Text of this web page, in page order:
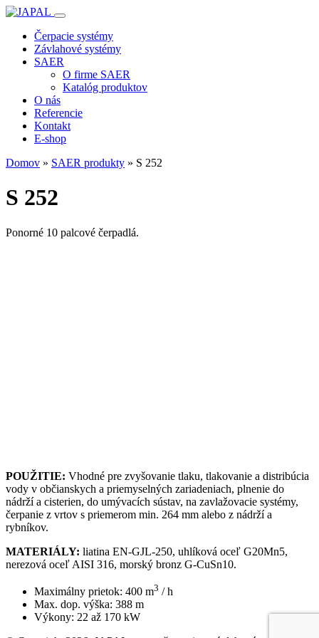
Čerpacie systémy
Závlahové systémy
SAER
O firme SAER
Katalóg produktov
O nás
Referencie
Kontakt
E-shop
Domov » SAER produkty » S 252
S 252
Ponorné 10 palcové čerpadlá.
POUŽITIE: Vhodné pre zvyšovanie tlaku, tlakovanie a distribúcia
vody v občianskych a priemyselných zariadeniach, plnenie do
nádrží a cisterien, do umývacích sústav, na zavlažovacie systémy,
čerpanie z vrtov s priemerom min. 264 mm alebo z nádrží a
rybníkov.
MATERIÁLY: liatina EN-GJL-250, uhlíková oceľ G20Mn5,
nerezová oceľ AISI 316, morský bronz G-CuSn10.
Maximálny prietok: 400 m3 / h
Max. dop. výška: 388 m
Výkony: 22 až 170 kW